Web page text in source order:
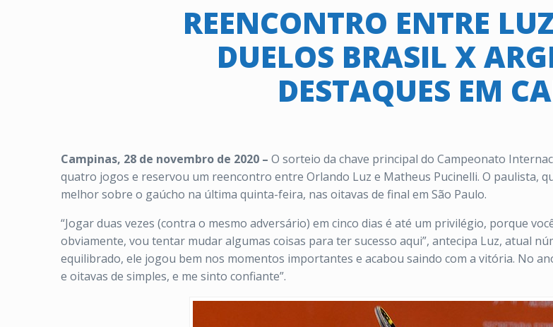
REENCONTRO ENTRE
DUELOS BRASIL X
DESTAQUES EM
Campinas, 28 de novembro de 2020 – O sorteio da chave principal do Campeonato
quatro jogos e reservou um reencontro entre Orlando Luz e Matheus Pucinelli. O paulista,
melhor sobre o gaúcho na última quinta-feira, nas oitavas de final em São Paulo.
“Jogar duas vezes (contra o mesmo adversário) em cinco dias é até um privilégio, porque
obviamente, vou tentar mudar algumas coisas para ter sucesso aqui”, antecipa Luz, atual
equilibrado, ele jogou bem nos momentos importantes e acabou saindo com a vitória. No
e oitavas de simples, e me sinto confiante”.